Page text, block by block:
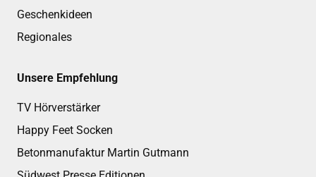
Geschenkideen
Regionales
Unsere Empfehlung
TV Hörverstärker
Happy Feet Socken
Betonmanufaktur Martin Gutmann